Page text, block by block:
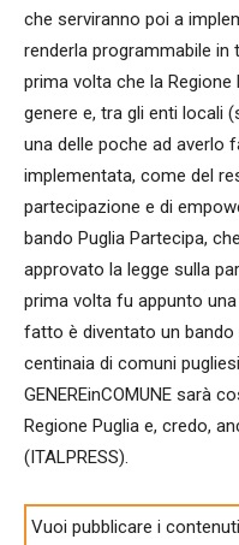
che serviranno poi a
renderla programmabile in
prima volta che la
genere e, tra gli enti locali
una delle poche ad averlo
implementata, come del
partecipazione e di
bando Puglia Partecipa,
approvato la legge sulla
prima volta fu appunto
fatto è diventato un
centinaia di comuni
GENEREinCOMUNE sarà
Regione Puglia e, credo,
(ITALPRESS).
Vuoi pubblicare i